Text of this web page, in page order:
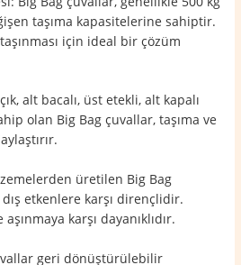
taşıma kapasitelerine sahiptir.
için ideal bir çözüm
alt bacalı, üst etekli, alt kapalı
olan Big Bag çuvallar, taşıma ve
üretilen Big Bag
etkenlere karşı dirençlidir.
karşı dayanıklıdır.
geri dönüştürülebilir